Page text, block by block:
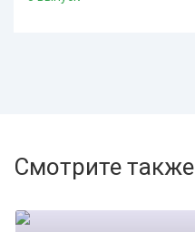
Смотрите также